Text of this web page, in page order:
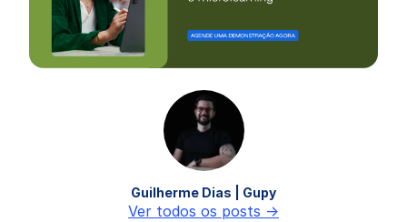
Guilherme Dias | Gupy
Ver todos os posts ->